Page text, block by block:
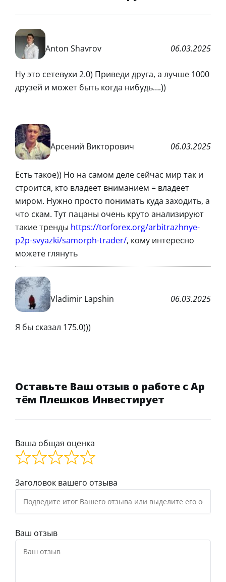
Anton Shavrov 06.03.2025
Ну это сетевухи 2.0) Приведи друга, а лучше 1000
друзей и может быть когда нибудь….))
Арсений Викторович 06.03.2025
Есть такое)) Но на самом деле сейчас мир так и
строится, кто владеет вниманием = владеет
миром. Нужно просто понимать куда заходить, а
что скам. Тут пацаны очень круто анализируют
такие тренды https://torforex.org/arbitrazhnye-
p2p-svyazki/samorph-trader/, кому интересно
можете глянуть
Vladimir Lapshin 06.03.2025
Я бы сказал 175.0)))
Оставьте Ваш отзыв о работе с Ар
тём Плешков Инвестирует
Ваша общая оценка
Заголовок вашего отзыва
Ваш отзыв